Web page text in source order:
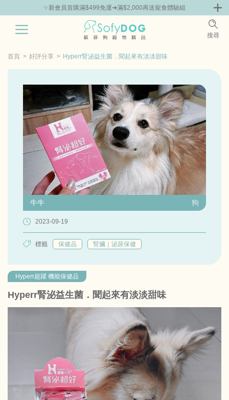
✨新會員首購滿$499免運➜滿$2,000再送寵食體驗組
搜尋
零食專區 飼料 | 凍乾優惠組 主食罐 | 餐包優惠
首頁 好評分享 Hyperr腎泌益生菌．聞起來有淡淡甜味
牛牛 狗
2023-09-19
標籤 保健品 腎臟｜泌尿保健
Hyperr超躍 機能保健品
Hyperr腎泌益生菌．聞起來有淡淡甜味